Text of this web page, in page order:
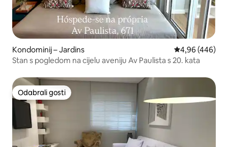
Kondominij – Jardins Prosječna
4,96 (446)
Stan s pogledom na cijelu aveniju Av Paulista s 20. kata
Odabrali gosti
Odabrali gosti